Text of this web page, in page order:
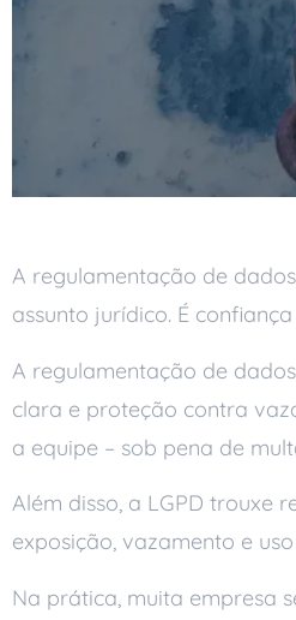
A regulamentação de
assunto jurídico. É
A regulamentação de
clara e proteção contra
a equipe – sob pena de
Além disso, a LGPD trouxe
exposição, vazamento e
Na prática, muita empresa